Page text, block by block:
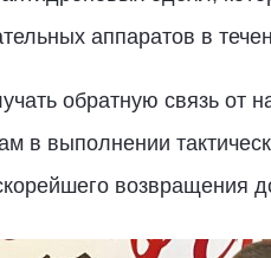
аппаратов в
обратную связь
в выполнении
возвращения